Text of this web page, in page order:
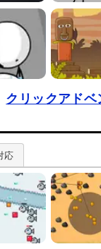
クリックアド
応